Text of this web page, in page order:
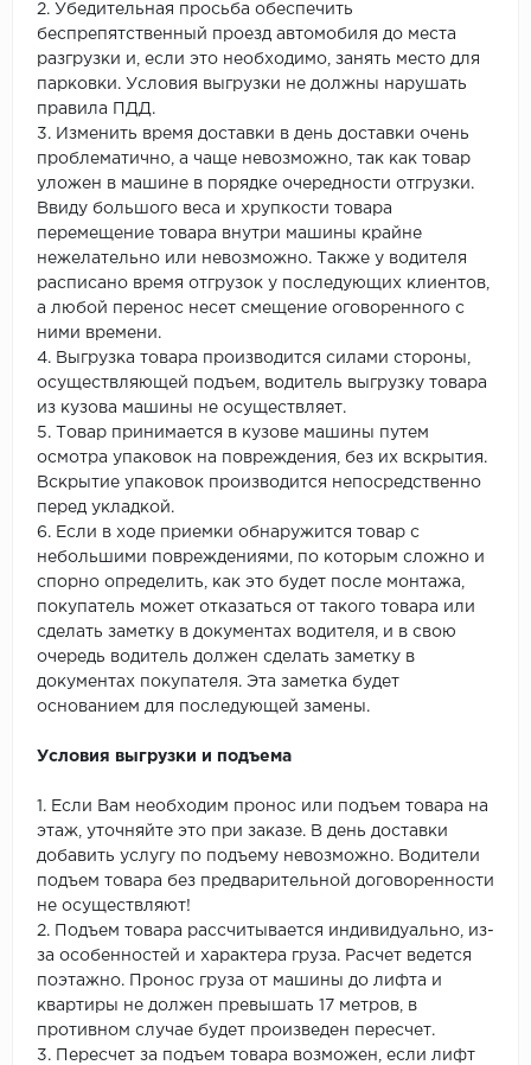
2. Убедительная просьба обеспечить
беспрепятственный проезд автомобиля до места
разгрузки и, если это необходимо, занять место для
парковки. Условия выгрузки не должны нарушать
правила ПДД.
3. Изменить время доставки в день доставки очень
проблематично, а чаще невозможно, так как товар
уложен в машине в порядке очередности отгрузки.
Ввиду большого веса и хрупкости товара
перемещение товара внутри машины крайне
нежелательно или невозможно. Также у водителя
расписано время отгрузок у последующих клиентов,
а любой перенос несет смещение оговоренного с
ними времени.
4. Выгрузка товара производится силами стороны,
осуществляющей подъем, водитель выгрузку товара
из кузова машины не осуществляет.
5. Товар принимается в кузове машины путем
осмотра упаковок на повреждения, без их вскрытия.
Вскрытие упаковок производится непосредственно
перед укладкой.
6. Если в ходе приемки обнаружится товар с
небольшими повреждениями, по которым сложно и
спорно определить, как это будет после монтажа,
покупатель может отказаться от такого товара или
сделать заметку в документах водителя, и в свою
очередь водитель должен сделать заметку в
документах покупателя. Эта заметка будет
основанием для последующей замены.
Условия выгрузки и подъема
1. Если Вам необходим пронос или подъем товара на
этаж, уточняйте это при заказе. В день доставки
добавить услугу по подъему невозможно. Водители
подъем товара без предварительной договоренности
не осуществляют!
2. Подъем товара рассчитывается индивидуально, из-
за особенностей и характера груза. Расчет ведется
поэтажно. Пронос груза от машины до лифта и
квартиры не должен превышать 17 метров, в
противном случае будет произведен пересчет.
3. Пересчет за подъем товара возможен, если лифт